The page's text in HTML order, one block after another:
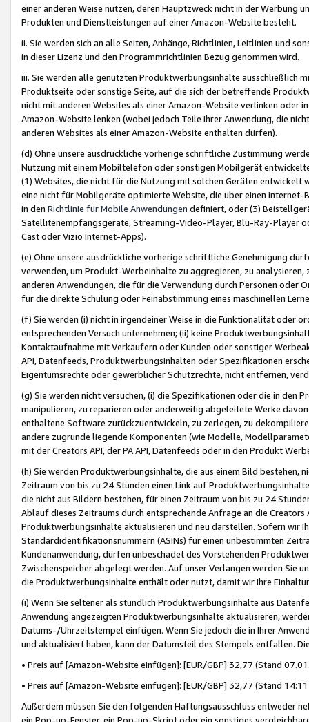
einer anderen Weise nutzen, deren Hauptzweck nicht in der Werbung
Produkten und Dienstleistungen auf einer Amazon-Website besteht.
ii. Sie werden sich an alle Seiten, Anhänge, Richtlinien, Leitlinien und
in dieser Lizenz und den Programmrichtlinien Bezug genommen wird.
iii. Sie werden alle genutzten Produktwerbungsinhalte ausschließlich
Produktseite oder sonstige Seite, auf die sich der betreffende
nicht mit anderen Websites als einer Amazon-Website verlinken oder
Amazon-Website lenken (wobei jedoch Teile Ihrer Anwendung, die
anderen Websites als einer Amazon-Website enthalten dürfen).
(d) Ohne unsere ausdrückliche vorherige schriftliche Zustimmung
Nutzung mit einem Mobiltelefon oder sonstigen Mobilgerät
(1) Websites, die nicht für die Nutzung mit solchen Geräten
eine nicht für Mobilgeräte optimierte Website, die über einen
in den Richtlinie für Mobile Anwendungen definiert, oder (3)
Satellitenempfangsgeräte, Streaming-Video-Player, Blu-Ray-Player
Cast oder Vizio Internet-Apps).
(e) Ohne unsere ausdrückliche vorherige schriftliche Genehmigung
verwenden, um Produkt-Werbeinhalte zu aggregieren, zu
anderen Anwendungen, die für die Verwendung durch Personen
für die direkte Schulung oder Feinabstimmung eines maschinellen
(f) Sie werden (i) nicht in irgendeiner Weise in die Funktionalität oder
entsprechenden Versuch unternehmen; (ii) keine
Kontaktaufnahme mit Verkäufern oder Kunden oder sonstiger
API, Datenfeeds, Produktwerbungsinhalten oder Spezifikationen
Eigentumsrechte oder gewerblicher Schutzrechte, nicht entfernen,
(g) Sie werden nicht versuchen, (i) die Spezifikationen oder die in
manipulieren, zu reparieren oder anderweitig abgeleitete Werke
enthaltene Software zurückzuentwickeln, zu zerlegen, zu
andere zugrunde liegende Komponenten (wie Modelle,
mit der Creators API, der PA API, Datenfeeds oder in den Produkt
(h) Sie werden Produktwerbungsinhalte, die aus einem Bild bestehen,
Zeitraum von bis zu 24 Stunden einen Link auf
die nicht aus Bildern bestehen, für einen Zeitraum von bis zu 24
Ablauf dieses Zeitraums durch entsprechende Anfrage an die
Produktwerbungsinhalte aktualisieren und neu darstellen. Sofern wir
Standardidentifikationsnummern (ASINs) für einen unbestimmten
Kundenanwendung, dürfen unbeschadet des Vorstehenden
Zwischenspeicher abgelegt werden. Auf unser Verlangen werden Sie
die Produktwerbungsinhalte enthält oder nutzt, damit wir Ihre
(i) Wenn Sie seltener als stündlich Produktwerbungsinhalte aus
Anwendung angezeigten Produktwerbungsinhalte aktualisieren,
Datums-/Uhrzeitstempel einfügen. Wenn Sie jedoch die in Ihrer
und aktualisiert haben, kann der Datumsteil des Stempels entfallen.
• Preis auf [Amazon-Website einfügen]: [EUR/GBP] 32,77 (Stand
• Preis auf [Amazon-Website einfügen]: [EUR/GBP] 32,77 (Stand
Außerdem müssen Sie den folgenden Haftungsausschluss entweder
ein Pop-up-Fenster, ein Pop-up-Skript oder ein sonstiges